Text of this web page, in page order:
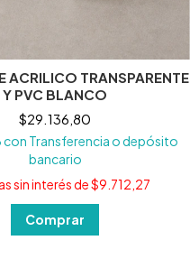
ACRILICO TRANSPARENTE
Y PVC BLANCO
$29.136,80
con Transferencia o depósito
bancario
sin interés de$9.712,27